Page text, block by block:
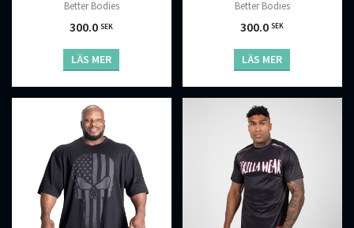
Better Bodies
300.0SEK
LÄS MER
Better Bodies
300.0SEK
LÄS MER